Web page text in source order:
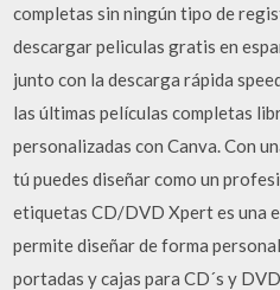
completas sin ningún tipo de
descargar peliculas gratis en
junto con la descarga rápida
las últimas películas completas
personalizadas con Canva. Con
tú puedes diseñar como un
etiquetas CD/DVD Xpert es una
permite diseñar de forma
portadas y cajas para CD´s y